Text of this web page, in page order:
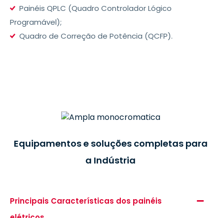
Painéis QPLC (Quadro Controlador Lógico
Programável);
Quadro de Correção de Potência (QCFP).
Equipamentos e soluções completas para
a Indústria
Principais Características dos painéis